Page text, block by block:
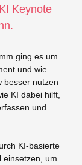
Keynote
ging es um
und wie
besser nutzen
KI dabei hilft,
und
KI-basierte
einsetzen, um